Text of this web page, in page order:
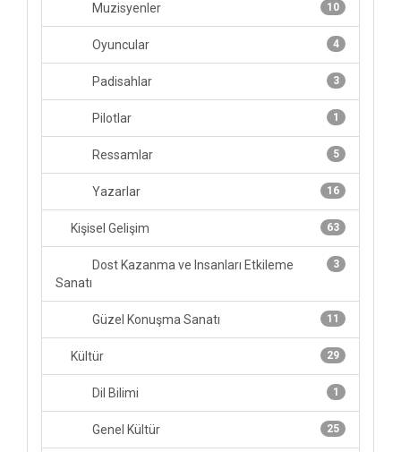
10
Muzisyenler
4
Oyuncular
3
Padisahlar
1
Pilotlar
5
Ressamlar
16
Yazarlar
63
Kişisel Gelişim
3
Dost Kazanma ve Insanları Etkileme
Sanatı
11
Güzel Konuşma Sanatı
29
Kültür
1
Dil Bilimi
25
Genel Kültür